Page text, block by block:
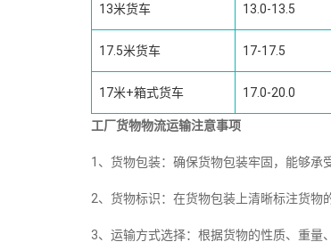
13米货车 13.0-13.5
17.5米货车 17-17.5
17米+箱式货车 17.0-20.0
工厂货物物流运输注意事项
1、货物包装：确保货物包装牢固，能够
2、货物标识：在货物包装上清晰标注货物
3、运输方式选择：根据货物的性质、重量